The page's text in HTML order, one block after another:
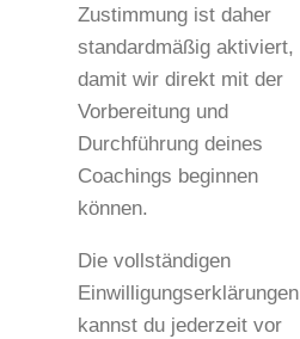
Zustimmung ist daher
standardmäßig aktiviert,
damit wir direkt mit der
Vorbereitung und
Durchführung deines
Coachings beginnen
können.
Die vollständigen
Einwilligungserklärungen
kannst du jederzeit vor